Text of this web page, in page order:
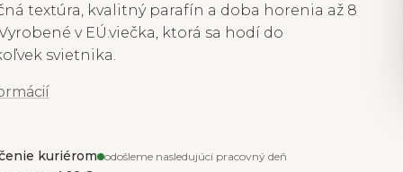
textúra, kvalitný parafín a doba horenia až 8
v EÚ.viečka, ktorá sa hodí do
svietnika.
kuriérom odošleme nasledujúci pracovný deň